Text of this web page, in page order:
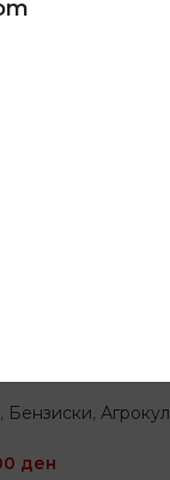
за
, Бензиски,
ден